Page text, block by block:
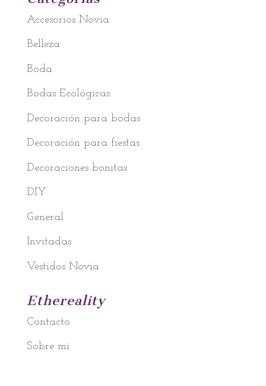
Accesorios Novia
Belleza
Boda
Bodas Ecológicas
Decoración para bodas
Decoración para fiestas
Decoraciones bonitas
DIY
General
Invitadas
Vestidos Novia
Ethereality
Contacto
Sobre mi